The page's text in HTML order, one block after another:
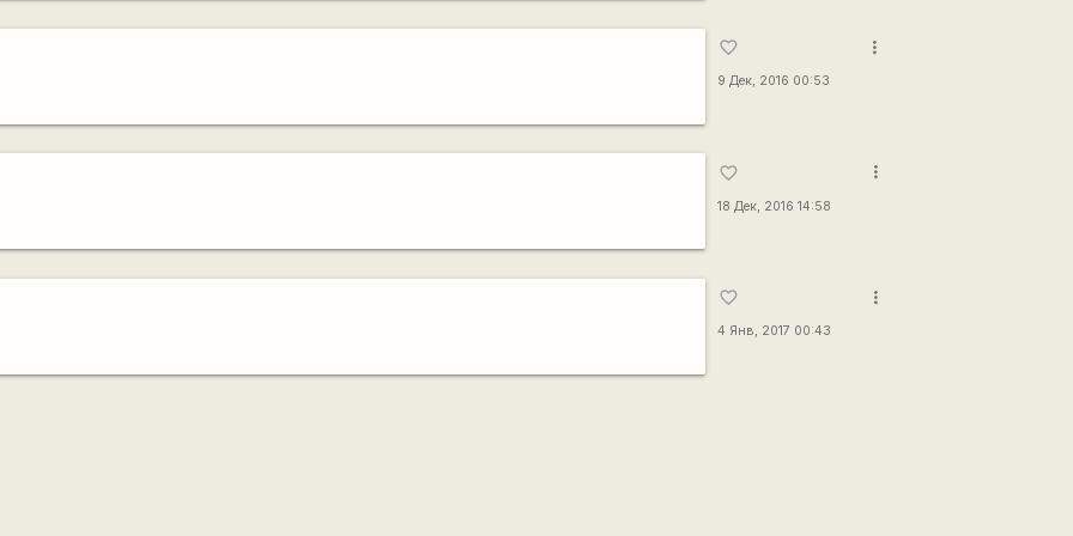
favorite_border
9 Дек, 2016 00:53
more_vert
favorite_border
18 Дек, 2016 14:58
more_vert
favorite_border
4 Янв, 2017 00:43
more_vert